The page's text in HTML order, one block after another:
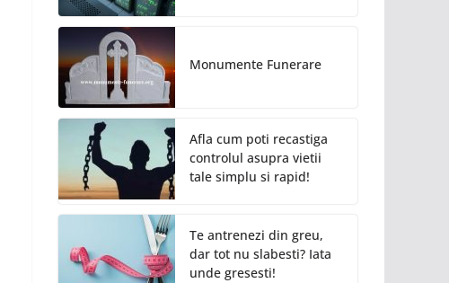
Monumente Funerare
Afla cum poti recastiga
controlul asupra vietii
tale simplu si rapid!
Te antrenezi din greu,
dar tot nu slabesti? Iata
unde gresesti!